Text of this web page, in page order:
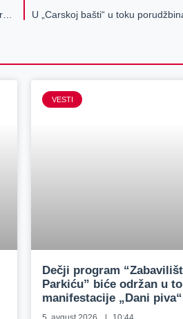
VESTI
Dečji program
Parkiću” biće održan u
manifestacije „Dani piva“